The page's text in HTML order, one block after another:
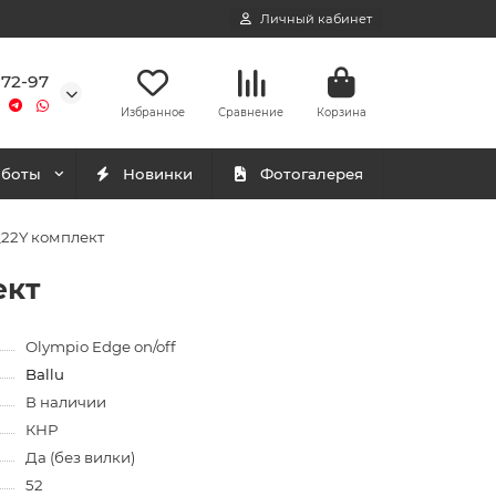
Личный кабинет
97
Избранное Сравнение Корзина
Новинки Фотогалерея
комплект
Olympio Edge on/off
Ballu
В наличии
КНР
Да (без вилки)
52